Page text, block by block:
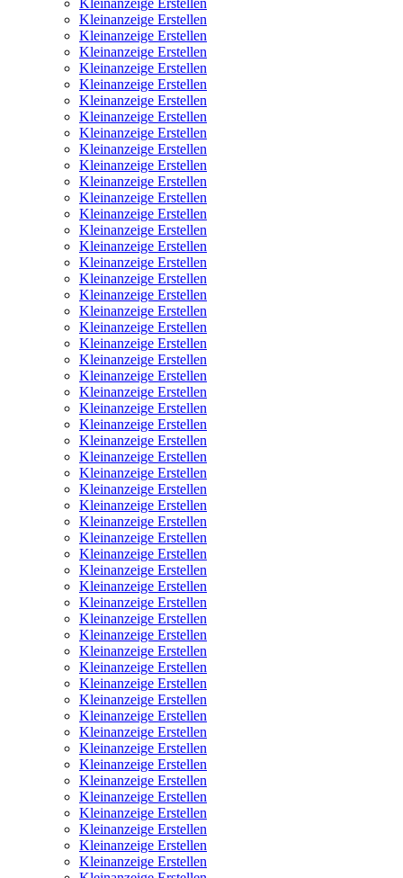
Kleinanzeige Erstellen
Kleinanzeige Erstellen
Kleinanzeige Erstellen
Kleinanzeige Erstellen
Kleinanzeige Erstellen
Kleinanzeige Erstellen
Kleinanzeige Erstellen
Kleinanzeige Erstellen
Kleinanzeige Erstellen
Kleinanzeige Erstellen
Kleinanzeige Erstellen
Kleinanzeige Erstellen
Kleinanzeige Erstellen
Kleinanzeige Erstellen
Kleinanzeige Erstellen
Kleinanzeige Erstellen
Kleinanzeige Erstellen
Kleinanzeige Erstellen
Kleinanzeige Erstellen
Kleinanzeige Erstellen
Kleinanzeige Erstellen
Kleinanzeige Erstellen
Kleinanzeige Erstellen
Kleinanzeige Erstellen
Kleinanzeige Erstellen
Kleinanzeige Erstellen
Kleinanzeige Erstellen
Kleinanzeige Erstellen
Kleinanzeige Erstellen
Kleinanzeige Erstellen
Kleinanzeige Erstellen
Kleinanzeige Erstellen
Kleinanzeige Erstellen
Kleinanzeige Erstellen
Kleinanzeige Erstellen
Kleinanzeige Erstellen
Kleinanzeige Erstellen
Kleinanzeige Erstellen
Kleinanzeige Erstellen
Kleinanzeige Erstellen
Kleinanzeige Erstellen
Kleinanzeige Erstellen
Kleinanzeige Erstellen
Kleinanzeige Erstellen
Kleinanzeige Erstellen
Kleinanzeige Erstellen
Kleinanzeige Erstellen
Kleinanzeige Erstellen
Kleinanzeige Erstellen
Kleinanzeige Erstellen
Kleinanzeige Erstellen
Kleinanzeige Erstellen
Kleinanzeige Erstellen